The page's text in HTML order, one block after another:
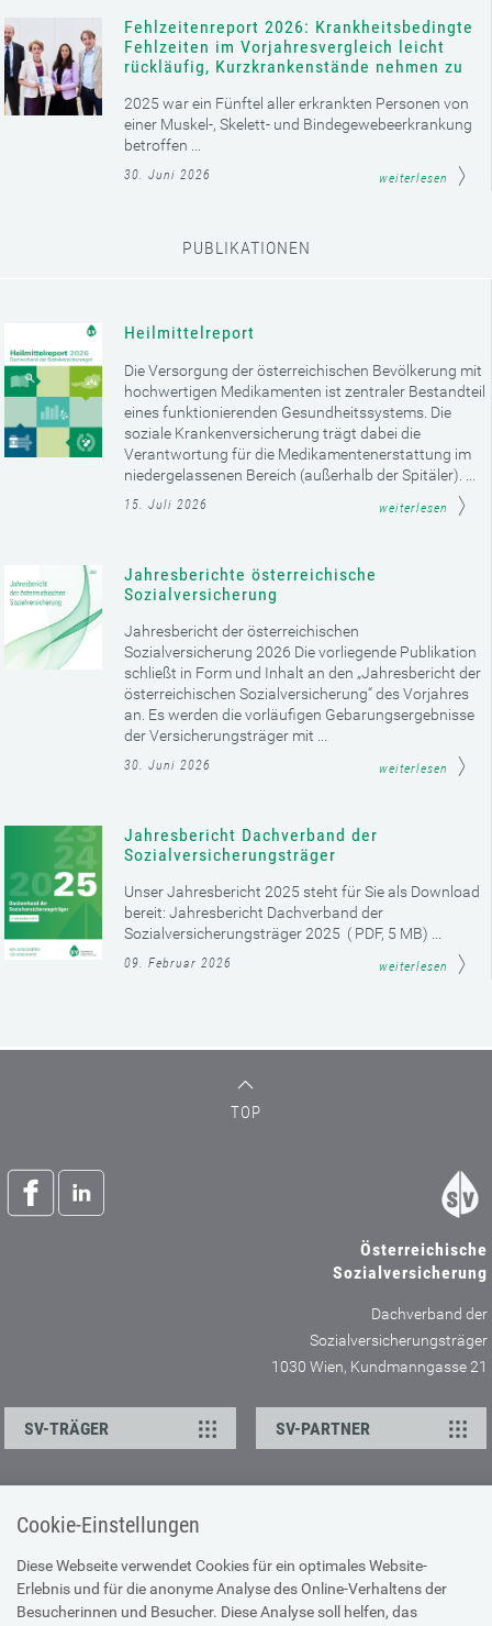
Cookie-Einstellungen
Diese Webseite verwendet Cookies für ein optimales Website-
Erlebnis und für die anonyme Analyse des Online-Verhaltens der
Besucherinnen und Besucher. Diese Analyse soll helfen, das
Fehlzeitenreport 2026: Krankheitsbedingte
Fehlzeiten im Vorjahresvergleich leicht
rückläufig, Kurzkrankenstände nehmen zu
2025 war ein Fünftel aller erkrankten Personen von
einer Muskel-, Skelett- und Bindegewebeerkrankung
betroffen ...
30. Juni 2026 weiterlesen
PUBLIKATIONEN
Heilmittelreport
Die Versorgung der österreichischen Bevölkerung mit
hochwertigen Medikamenten ist zentraler Bestandteil
eines funktionierenden Gesundheitssystems. Die
soziale Krankenversicherung trägt dabei die
Verantwortung für die Medikamentenerstattung im
niedergelassenen Bereich (außerhalb der Spitäler). ...
15. Juli 2026 weiterlesen
Jahresberichte österreichische
Sozialversicherung
Jahresbericht der österreichischen
Sozialversicherung 2026 Die vorliegende Publikation
schließt in Form und Inhalt an den „Jahresbericht der
österreichischen Sozialversicherung“ des Vorjahres
an. Es werden die vorläufigen Gebarungsergebnisse
der Versicherungsträger mit ...
30. Juni 2026 weiterlesen
Jahresbericht Dachverband der
Sozialversicherungsträger
Unser Jahresbericht 2025 steht für Sie als Download
bereit: Jahresbericht Dachverband der
Sozialversicherungsträger 2025 ( PDF, 5 MB) ...
09. Februar 2026 weiterlesen
TOP
Österreichische
Sozialversicherung
Dachverband der
Sozialversicherungsträger
1030 Wien, Kundmanngasse 21
SV-TRÄGER SV-PARTNER
ÜBER UNS
Offene Stellen
Presse
Browser-Info & Sicherheit
Hilfe zur Suche